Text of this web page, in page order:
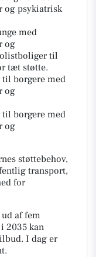
og psykiatrisk
med
og
til
tæt støtte.
til borgere med
og
til borgere med
og
støttebehov,
transport,
for
af fem
2035 kan
I dag er